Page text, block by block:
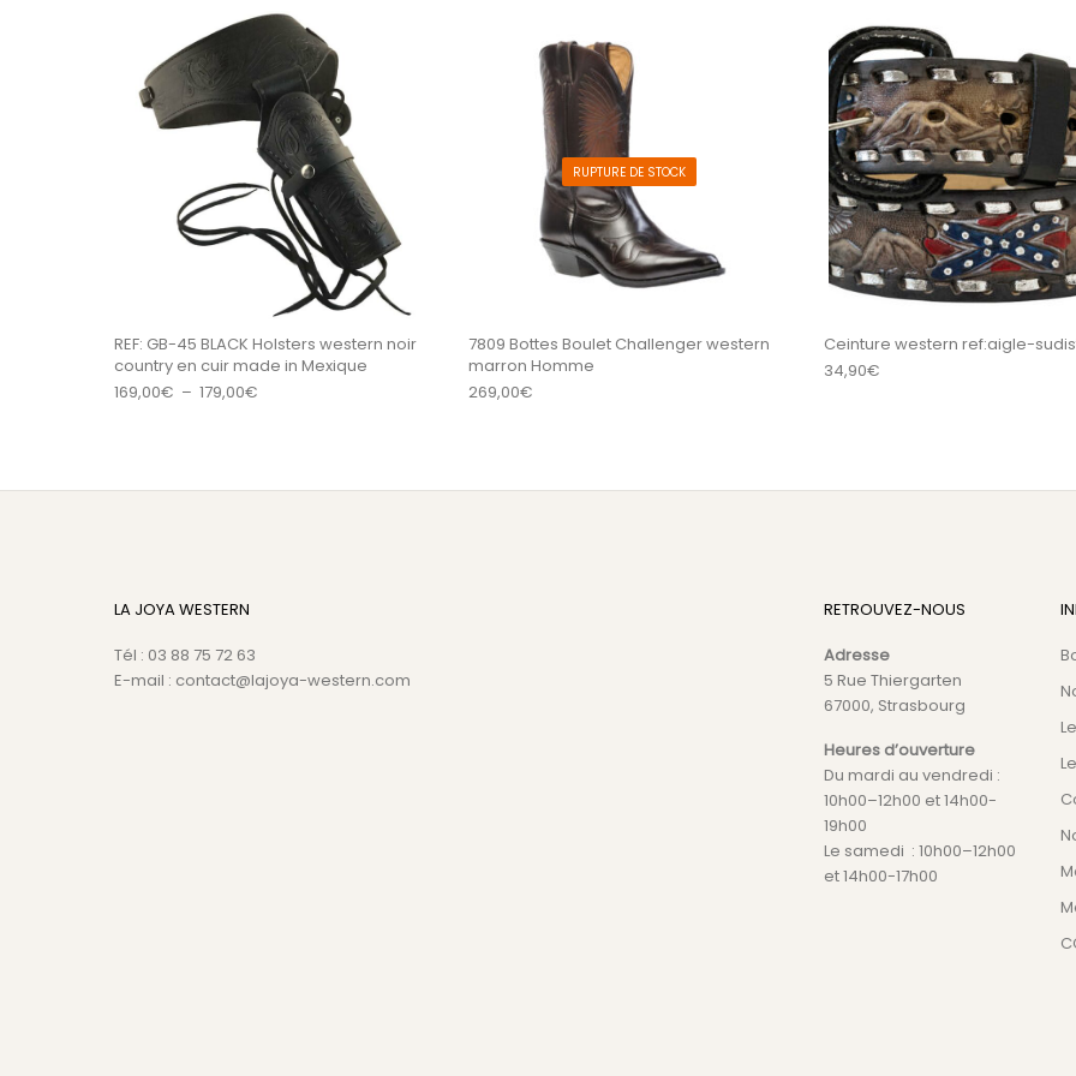
REF: GB-45 BLACK Holsters western noir
country en cuir made in Mexique
169,00€ – 179,00€Plage de prix : 169,00€ à 179,00€
Ce produit a plusieurs variations. Les options peuvent être
RUPTURE DE STOCK
7809 Bottes Boulet Challenger western
marron Homme
269,00€
Ce produit a plusieurs
Ceinture western ref:aigle-
34,90€
LA JOYA WESTERN
Tél : 03 88 75 72 63
E-mail : contact@lajoya-western.com
RETROUVEZ-NOUS
Adresse
5 Rue Thiergarten
67000, Strasbourg
Heures d’ouverture
Du mardi au vendredi :
10h00–12h00 et 14h00-
19h00
Le samedi : 10h00–12h00
et 14h00-17h00